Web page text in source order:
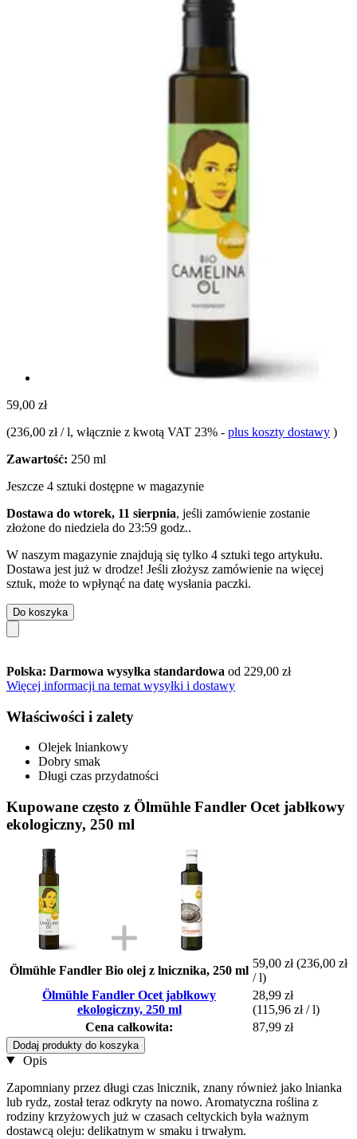
59,00 zł
(236,00 zł / l, włącznie z kwotą VAT 23% - plus koszty dostawy )
Zawartość: 250 ml
Jeszcze 4 sztuki dostępne w magazynie
Dostawa do wtorek, 11 sierpnia, jeśli zamówienie zostanie
złożone do niedziela do 23:59 godz..
W naszym magazynie znajdują się tylko 4 sztuki tego artykułu.
Dostawa jest już w drodze! Jeśli złożysz zamówienie na więcej
sztuk, może to wpłynąć na datę wysłania paczki.
Do koszyka
Polska: Darmowa wysyłka standardowa od 229,00 zł
Więcej informacji na temat wysyłki i dostawy
Właściwości i zalety
Olejek lniankowy
Dobry smak
Długi czas przydatności
Kupowane często z Ölmühle Fandler Ocet jabłkowy
ekologiczny, 250 ml
Ölmühle Fandler Bio olej z lnicznika, 250 ml
59,00 zł (236,00 zł
/ l)
Ölmühle Fandler Ocet jabłkowy
ekologiczny, 250 ml
28,99 zł
(115,96 zł / l)
Cena całkowita:
87,99 zł
Dodaj produkty do koszyka
Opis
Zapomniany przez długi czas lnicznik, znany również jako lnianka
lub rydz, został teraz odkryty na nowo. Aromatyczna roślina z
rodziny krzyżowych już w czasach celtyckich była ważnym
dostawcą oleju: delikatnym w smaku i trwałym.